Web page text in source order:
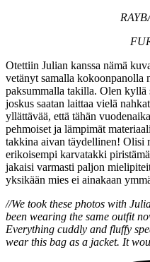
Otettiin Julian kanssa nämä
vetänyt samalla kokoonpanolla
paksummalla takilla. Olen kyllä
joskus saatan laittaa vielä
yllättävää, että tähän
pehmoiset ja lämpimät
takkina aivan täydellinen! Olisi
erikoisempi karvatakki
jakaisi varmasti paljon
yksikään mies ei ainakaan
//We took these photos with
been wearing the same outfit
Everything cuddly and fluffy
wear this bag as a jacket. It